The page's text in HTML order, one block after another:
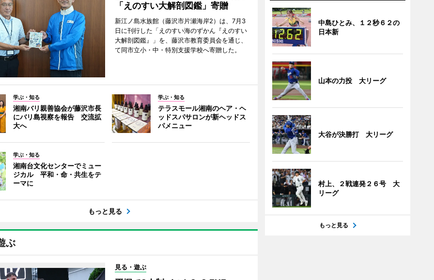
「えのすい大解剖図鑑」寄贈
新江ノ島水族館（藤沢市片瀬海岸2）は、7月3
日に刊行した「えのすい海のずかん『えのすい
大解剖図鑑』」を、藤沢市教育委員会を通じ、
て同市立小・中・特別支援学校へ寄贈した。
学ぶ・知る
湘南バリ親善協会が藤沢市長
にバリ島視察を報告 交流拡
大へ
学ぶ・知る
テラスモール湘南のヘア・ヘ
ッドスパサロンが新ヘッドス
パメニュー
学ぶ・知る
湘南台文化センターでミュー
ジカル 平和・命・共生をテ
ーマに
もっと見る
ぶ
見る・遊ぶ
中島ひとみ、１２秒６２の
日本新
山本の力投 大リーグ
大谷が決勝打 大リーグ
村上、２戦連発２６号 大
リーグ
もっと見る